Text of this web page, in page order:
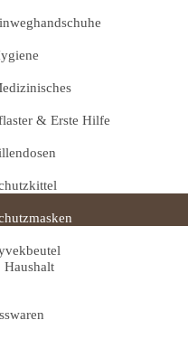
& Erste Hilfe
Haushalt